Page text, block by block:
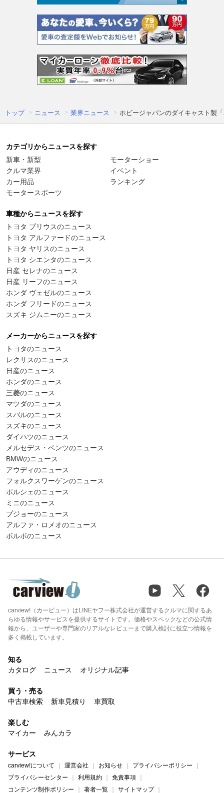
トップ ニュース 業界ニュース ホビージャパンのダイキャスト製
カテゴリからニュースを探す
新車・新型
クルマ業界
カー用品
モータースポーツ
モーターショー
イベント
ランキング
車種からニュースを探す
トヨタ プリウスのニュース
トヨタ アルファードのニュース
トヨタ ヤリスのニュース
トヨタ シエンタのニュース
日産 セレナのニュース
日産 リーフのニュース
ホンダ ヴェゼルのニュース
ホンダ フリードのニュース
スズキ ジムニーのニュース
メーカーからニュースを探す
トヨタのニュース
レクサスのニュース
日産のニュース
ホンダのニュース
三菱のニュース
マツダのニュース
スバルのニュース
スズキのニュース
ダイハツのニュース
メルセデス・ベンツのニュース
BMWのニュース
アウディのニュース
フォルクスワーゲンのニュース
ポルシェのニュース
ミニのニュース
プジョーのニュース
アルファ・ロメオのニュース
ボルボのニュース
carview!（カービュー）はLINEヤフー株式会社が運営するクルマに関するあ
らゆる情報やサービスを提供するサイトです。価格やスペックなどの公式情
報から、ユーザーや専門家のリアルなレビューまで購入検討に役立つ情報を
多く掲載しています。
知る
カタログ
ニュース オリジナル記事
買う・売る
中古車検索
新車見積り 車買取
楽しむ
マイカー
みんカラ
サービス
carview!について 運営会社 お知らせ
プライバシーポリシー
プライバシーセンター
利用規約
免責事項
コンテンツ制作ポリシー
著者一覧 サイトマップ